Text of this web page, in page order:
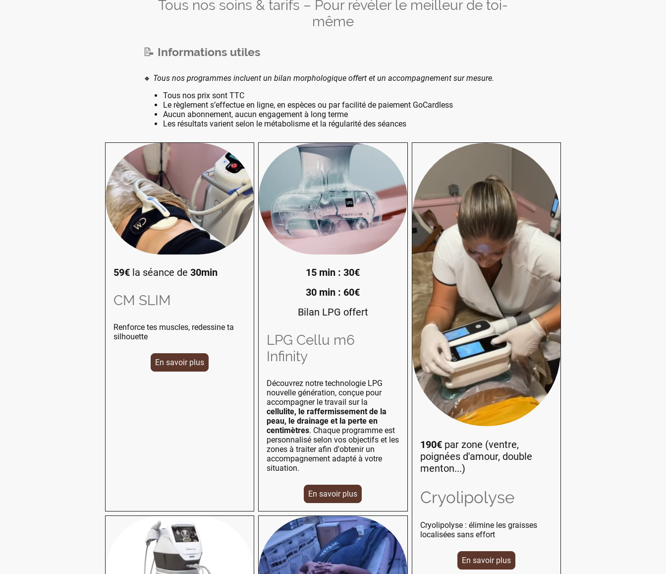
Tous nos soins & tarifs – Pour révéler le meilleur de toi-
même
📝 Informations utiles
🔸 Tous nos programmes incluent un bilan morphologique offert et un accompagnement sur mesure.
Tous nos prix sont TTC
Le règlement s’effectue en ligne, en espèces ou par facilité de paiement GoCardless
Aucun abonnement, aucun engagement à long terme
Les résultats varient selon le métabolisme et la régularité des séances
59€ la séance de 30min
CM SLIM
Renforce tes muscles, redessine ta
silhouette
En savoir plus
15 min : 30€
30 min : 60€
Bilan LPG offert
LPG Cellu m6
Infinity
Découvrez notre technologie LPG
nouvelle génération, conçue pour
accompagner le travail sur la
cellulite, le raffermissement de la
peau, le drainage et la perte en
centimètres. Chaque programme est
personnalisé selon vos objectifs et les
zones à traiter afin d'obtenir un
accompagnement adapté à votre
situation.
En savoir plus
190€ par zone (ventre,
poignées d'amour, double
menton...)
Cryolipolyse
Cryolipolyse : élimine les graisses
localisées sans effort
En savoir plus